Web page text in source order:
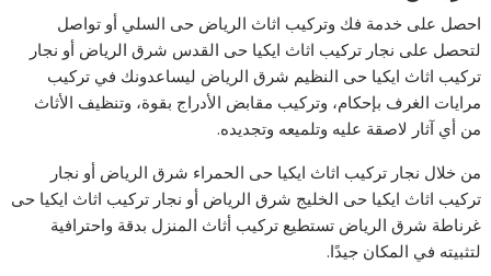
احصل على خدمة فك وتركيب اثاث الرياض حى السلي أو تواصل
لتحصل على نجار تركيب اثاث ايكيا حى القدس شرق الرياض أو نجار
تركيب اثاث ايكيا حى النظيم شرق الرياض ليساعدونك في تركيب
مرايات الغرف بإحكام، وتركيب مقابض الأدراج بقوة، وتنظيف الأثاث
من أي آثار لاصقة عليه وتلميعه وتجديده.
من خلال نجار تركيب اثاث ايكيا حى الحمراء شرق الرياض أو نجار
تركيب اثاث ايكيا حى الخليج شرق الرياض أو نجار تركيب اثاث ايكيا حى
غرناطة شرق الرياض تستطيع تركيب أثاث المنزل بدقة واحترافية
لتثبيته في المكان جيدًا.